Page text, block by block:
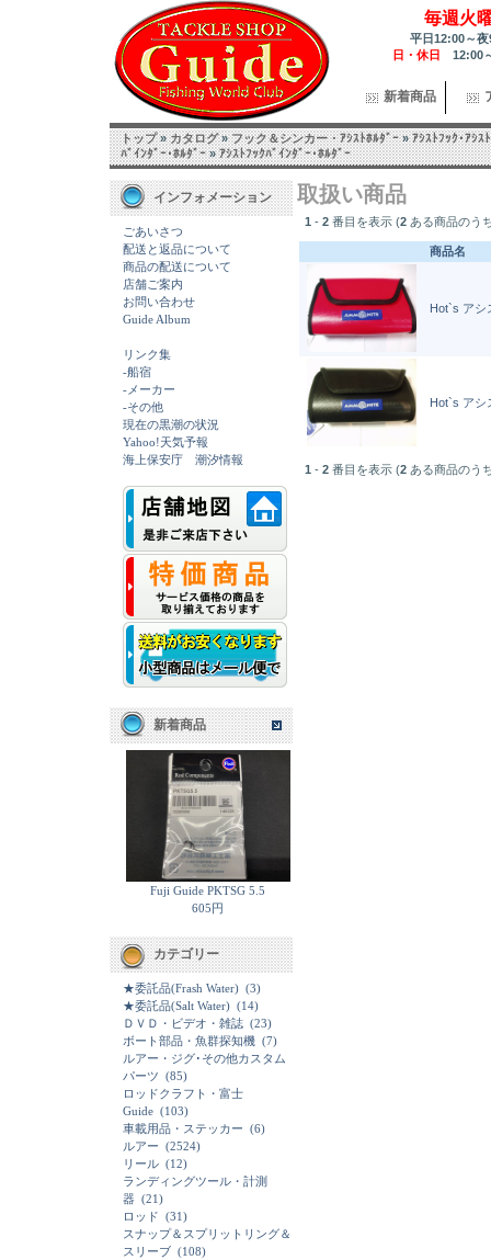
毎週火
平日12:00～
日・休日 12:00
新着商品
トップ»カタログ»フック＆シンカー・ｱｼｽﾄﾎﾙﾀﾞｰ»ｱｼｽﾄﾌｯｸ･ｱｼｽ
ﾊﾞｲﾝﾀﾞｰ･ﾎﾙﾀﾞｰ»ｱｼｽﾄﾌｯｸﾊﾞｲﾝﾀﾞｰ･ﾎﾙﾀﾞｰ
インフォメーション
ごあいさつ
配送と返品について
商品の配送について
店舗ご案内
お問い合わせ
Guide Album
リンク集
-船宿
-メーカー
-その他
現在の黒潮の状況
Yahoo!天気予報
海上保安庁 潮汐情報
新着商品
Fuji Guide PKTSG 5.5
605円
カテゴリー
★委託品(Frash Water) (3)
★委託品(Salt Water) (14)
ＤＶＤ・ビデオ・雑誌 (23)
ボート部品・魚群探知機 (7)
ルアー・ジグ･その他カスタム
パーツ (85)
ロッドクラフト・富士
Guide (103)
車載用品・ステッカー (6)
ルアー (2524)
リール (12)
ランディングツール・計測
器 (21)
ロッド (31)
スナップ＆スプリットリング＆
スリーブ (108)
取扱い商品
1 - 2 番目を表示 (2 ある商品のう
商品名
Hot`s ア
Hot`s ア
1 - 2 番目を表示 (2 ある商品のう